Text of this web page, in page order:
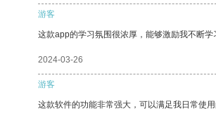
游客
这款app的学习氛围很浓厚，能够激励我不断学
2024-03-26
游客
这款软件的功能非常强大，可以满足我日常使用